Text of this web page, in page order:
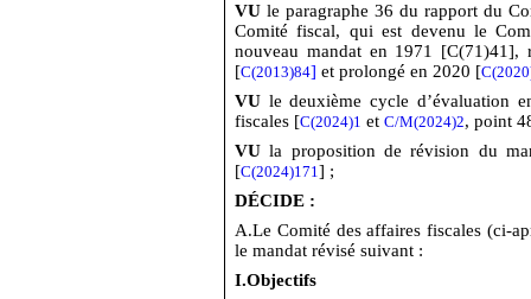
VU le paragraphe 36 du rapport du
Comité fiscal, qui est devenu le
nouveau mandat en 1971
[C(2013)84] et prolongé en 2020 [
VU le deuxième cycle d’évaluation
fiscales [C(2024)1 et C/M(2024)2, point
VU la proposition de révision du
[C(2024)171] ;
DÉCIDE :
A.Le Comité des affaires fiscales (ci-
le mandat révisé suivant :
I.Objectifs